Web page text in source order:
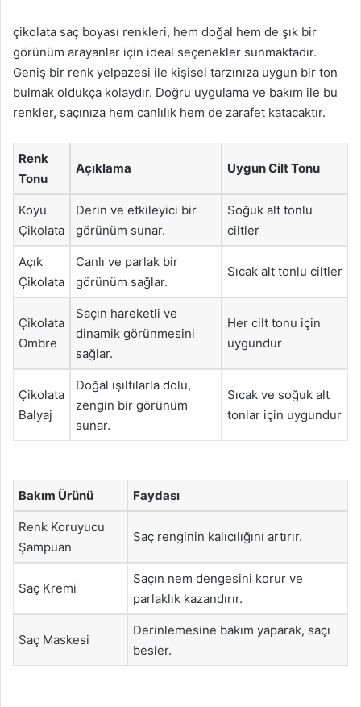
çikolata saç boyası renkleri, hem doğal hem de şık bir
görünüm arayanlar için ideal seçenekler sunmaktadır.
Geniş bir renk yelpazesi ile kişisel tarzınıza uygun bir ton
bulmak oldukça kolaydır. Doğru uygulama ve bakım ile bu
renkler, saçınıza hem canlılık hem de zarafet katacaktır.
Renk
Tonu
Açıklama Uygun Cilt Tonu
Koyu
Çikolata
Derin ve etkileyici bir
görünüm sunar.
Soğuk alt tonlu
ciltler
Açık
Çikolata
Canlı ve parlak bir
görünüm sağlar.
Sıcak alt tonlu ciltler
Çikolata
Ombre
Saçın hareketli ve
dinamik görünmesini
sağlar.
Her cilt tonu için
uygundur
Çikolata
Balyaj
Doğal ışıltılarla dolu,
zengin bir görünüm
sunar.
Sıcak ve soğuk alt
tonlar için uygundur
Bakım Ürünü Faydası
Renk Koruyucu
Şampuan
Saç renginin kalıcılığını artırır.
Saç Kremi
Saçın nem dengesini korur ve
parlaklık kazandırır.
Saç Maskesi
Derinlemesine bakım yaparak, saçı
besler.